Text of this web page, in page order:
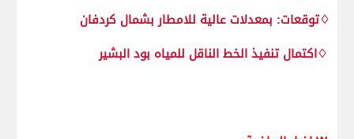
♢توقعات: بمعدلات عالية للامطار بشمال كردفان
♢اكتمال تنفيذ الخط الناقل للمياه بود البشير